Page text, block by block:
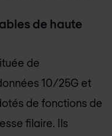
de haute
de
10/25G et
de fonctions de
filaire. Ils